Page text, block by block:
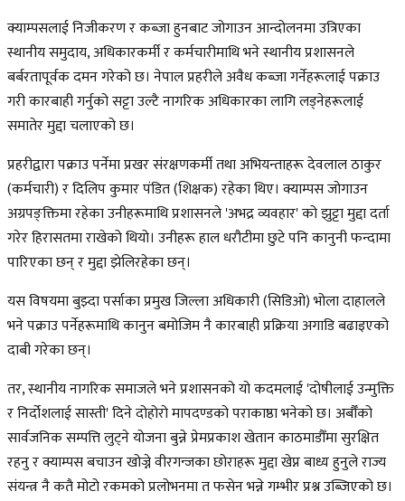
क्याम्पसलाई निजीकरण र कब्जा हुनबाट जोगाउन आन्दोलनमा उत्रिएका
स्थानीय समुदाय, अधिकारकर्मी र कर्मचारीमाथि भने स्थानीय प्रशासनले
बर्बरतापूर्वक दमन गरेको छ। नेपाल प्रहरीले अवैध कब्जा गर्नेहरूलाई पक्राउ
गरी कारबाही गर्नुको सट्टा उल्टै नागरिक अधिकारका लागि लड्नेहरूलाई
समातेर मुद्दा चलाएको छ।
प्रहरीद्वारा पक्राउ पर्नेमा प्रखर संरक्षणकर्मी तथा अभियन्ताहरू देवलाल ठाकुर
(कर्मचारी) र दिलिप कुमार पंडित (शिक्षक) रहेका थिए। क्याम्पस जोगाउन
अग्रपङ्क्तिमा रहेका उनीहरूमाथि प्रशासनले 'अभद्र व्यवहार' को झुट्टा मुद्दा दर्ता
गरेर हिरासतमा राखेको थियो। उनीहरू हाल धरौटीमा छुटे पनि कानुनी फन्दामा
पारिएका छन् र मुद्दा झेलिरहेका छन्।
यस विषयमा बुझ्दा पर्साका प्रमुख जिल्ला अधिकारी (सिडिओ) भोला दाहालले
भने पक्राउ पर्नेहरूमाथि कानुन बमोजिम नै कारबाही प्रक्रिया अगाडि बढाइएको
दाबी गरेका छन्।
तर, स्थानीय नागरिक समाजले भने प्रशासनको यो कदमलाई 'दोषीलाई उन्मुक्ति
र निर्दोशलाई सास्ती' दिने दोहोरो मापदण्डको पराकाष्ठा भनेको छ। अर्बौँको
सार्वजनिक सम्पत्ति लुट्ने योजना बुन्ने प्रेमप्रकाश खेतान काठमाडौँमा सुरक्षित
रहनु र क्याम्पस बचाउन खोज्ने वीरगन्जका छोराहरू मुद्दा खेप्न बाध्य हुनुले राज्य
संयन्त्र नै कतै मोटो रकमको प्रलोभनमा त फसेन भन्ने गम्भीर प्रश्न उब्जिएको छ।